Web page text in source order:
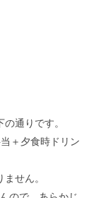
通りです。
＋夕食時ドリン
せん。